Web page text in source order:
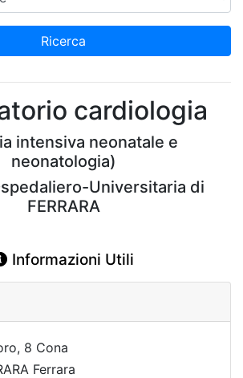
Ricerca
cardiologia
intensiva neonatale e
neonatologia)
Universitaria di
FERRARA
Informazioni Utili
8 Cona
Ferrara